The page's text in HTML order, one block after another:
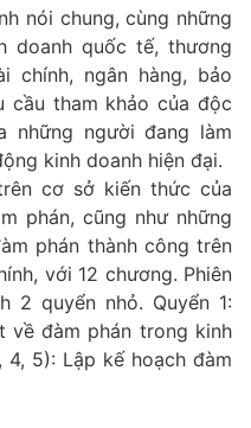
nói chung, cùng những
doanh quốc tế, thương
chính, ngân hàng, bảo
cầu tham khảo của độc
những người đang làm
kinh doanh hiện đại.
cơ sở kiến thức của
phán, cũng như những
phán thành công trên
với 12 chương. Phiên
2 quyển nhỏ. Quyển 1:
về đàm phán trong kinh
4, 5): Lập kế hoạch đàm